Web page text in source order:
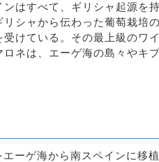
はすべて、ギリシャ起源を
シャから伝わった葡萄栽培
けている。その最上級のワ
ネは、エーゲ海の島々やキ
ーゲ海から南スペインに移